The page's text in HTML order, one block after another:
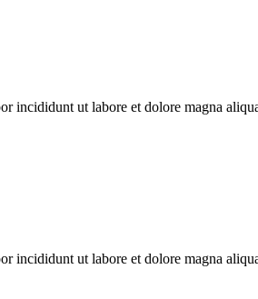
incididunt ut labore et dolore magna
incididunt ut labore et dolore magna